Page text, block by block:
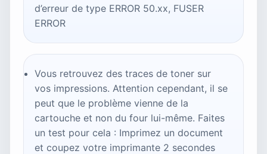
d’erreur de type ERROR 50.xx, FUSER
ERROR
Vous retrouvez des traces de toner sur
vos impressions. Attention cependant, il se
peut que le problème vienne de la
cartouche et non du four lui-même. Faites
un test pour cela : Imprimez un document
et coupez votre imprimante 2 secondes